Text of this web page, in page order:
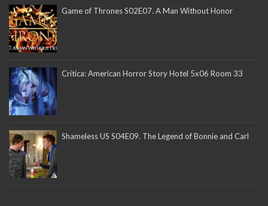
Game of Thrones S02E07. A Man Without Honor
Crítica: American Horror Story Hotel 5x06 Room 33
Shameless US S04E09. The Legend of Bonnie and Carl